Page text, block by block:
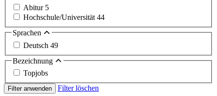
Abitur 5
Hochschule/Universität 44
Sprachen
Deutsch 49
Bezeichnung
Topjobs
Filter anwenden Filter löschen